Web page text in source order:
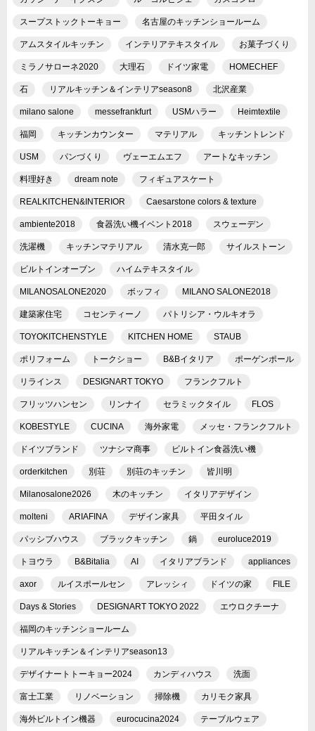
スープストックトーキョー 名古屋のキッチンショールーム
アムスタイルキッチン インテリアテキスタイル お菓子づくり
ミラノサローネ2020 大理石 ドイツ家電 HOMECHEF
石 リアルキッチン＆インテリアseason8 北沢産業
milano salone messefrankfurt USMハラー Heimtextile
福岡 キッチンカウンター マテリアル キッチントレンド
USM パンづくり ヴェーエムエフ アートなキッチン
料理好き dream note フィギュアスケート
REALKITCHEN&INTERIOR Caesarstone colors & texture
ambiente2018 食器洗い機イベント2018 スウェーデン
洗濯機 キッチンマテリアル 清水克一郎 サイルストーン
ビルトインオーブン ハイムテキスタイル
MILANOSALONE2020 ボッフィ MILANO SALONE2018
建築家住宅 コセンティーノ パトリシア・ウルキオラ
TOYOKITCHENSTYLE KITCHEN HOME STAUB
ポリフォーム トークショー B&Bイタリア ポーゲンポール
リラインス DESIGNART TOKYO フランクフルト
フリッツハンセン リンナイ セラミックタイル FLOS
KOBESTYLE CUCINA 海外家電 メッセ・フランクフルト
ドイツブランド ツナシマ商事 ビルトイン食器洗い機
orderkitchen 別荘 別荘のキッチン 皆川明
Milanosalone2026 木のキッチン イタリアデザイン
molteni ARIAFINA デザイン家具 平田タイル
パッシブハウス ブラックキッチン 鍋 euroluce2019
トヨウラ B&Bitalia AI イタリアブランド appliances
axor ルイスポールセン アレッシィ ドイツの家 FILE
Days & Stories DESIGNART TOKYO 2022 エウロクチーナ
福岡のキッチンショールーム
リアルキッチン＆インテリアseason13
デザイナートトーキョー2024 カンディハウス 洗面
富士工業 リノベーション 掃除機 カリモク家具
海外ビルトイン機器 eurocucina2024 テーブルウェア